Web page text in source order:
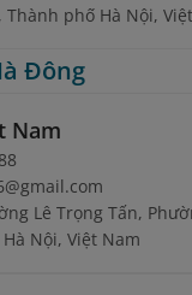
Thành phố Hà Nội,
Đông
Nam
Lê Trọng Tấn,
Nội, Việt Nam